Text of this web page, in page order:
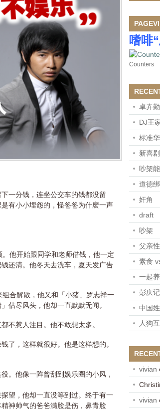
一分钱，连坐公交车的钱都没留
有小小埋怨的，怪爸爸为什麽一声
他开始跟同学和老师借钱，他一定
还清。他冬天去洗车，夏天发广告
合解散，他又和「小猪」罗志祥一
佔尽风头，他却一直默默无闻。
不惹人注目。他不敢想太多。
了，这样就很好。他是这样想的。
。他像一阵曾刮到娱乐圈的小风，
望，他却一直没等到过。终于有一
神帅气的爸爸满脸是伤，鼻青脸
嗜啡
Counters
卓卉
DJ王
标准
新喜
吵架
道德
奸角
draft
吵架
父亲
素食
一起
彭庆
中国
人狗
vivian
vivian